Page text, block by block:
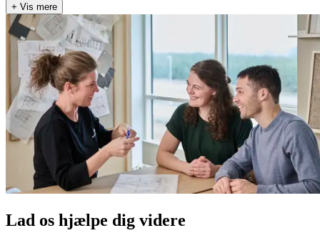
+ Vis mere
Lad os hjælpe dig videre